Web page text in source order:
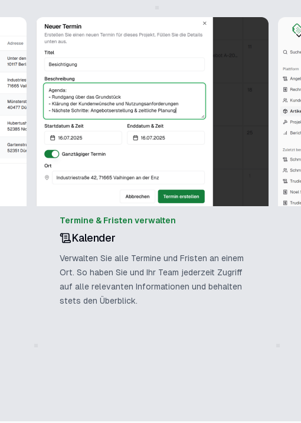
Termine & Fristen verwalten
Kalender
Verwalten Sie alle Termine und Fristen an einem
Ort. So haben Sie und Ihr Team jederzeit Zugriff
auf alle relevanten Informationen und behalten
stets den Überblick.